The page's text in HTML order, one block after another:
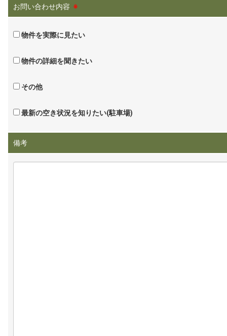
お問い合わせ内容 ※
物件を実際に見たい
物件の詳細を聞きたい
その他
最新の空き状況を知りたい(駐車場)
備考